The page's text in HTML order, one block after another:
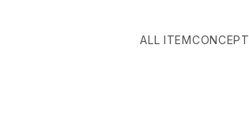
ALL ITEMCONCEPT